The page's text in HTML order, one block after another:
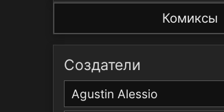
Комиксы
Создатели
Agustin Alessio